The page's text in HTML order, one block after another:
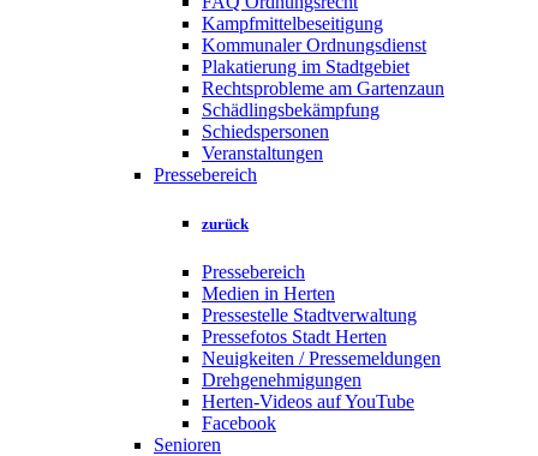
Kampfmittelbeseitigung
Kommunaler Ordnungsdienst
Plakatierung im Stadtgebiet
Rechtsprobleme am Gartenzaun
Schädlingsbekämpfung
Schiedspersonen
Veranstaltungen
Pressebereich
zurück
Pressebereich
Medien in Herten
Pressestelle Stadtverwaltung
Pressefotos Stadt Herten
Neuigkeiten / Pressemeldungen
Drehgenehmigungen
Herten-Videos auf YouTube
Facebook
Senioren